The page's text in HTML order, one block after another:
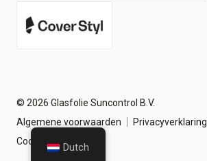
© 2026 Glasfolie Suncontrol B.V.
Algemene voorwaarden
Privacyverklaring
Cookieverklaring
Dutch